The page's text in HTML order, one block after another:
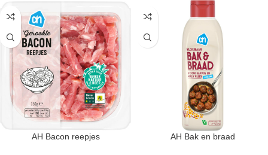
AH Bacon reepjes AH Bak en braad